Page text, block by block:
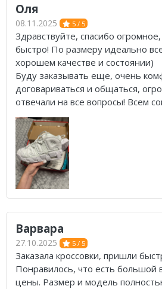
Оля
08.11.2025 5 / 5
Здравствуйте, спасибо
быстро! По размеру идеально
хорошем качестве и состоянии)
Буду заказывать еще, очень
договариваться и общаться,
отвечали на все вопросы! Всем
Варвара
27.10.2025 5 / 5
Заказала кроссовки, пришли
Понравилось, что есть большой
цены. Размер и модель